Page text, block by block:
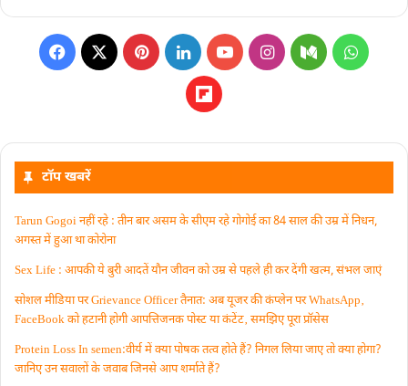
टॉप खबरें
Tarun Gogoi नहीं रहे : तीन बार असम के सीएम रहे गोगोई का 84 साल की उम्र में निधन,
अगस्त में हुआ था कोरोना
Sex Life : आपकी ये बुरी आदतें याैन जीवन को उम्र से पहले ही कर देंगी खत्म, संभल जाएं
सोशल मीडिया पर Grievance Officer तैनात: अब यूजर की कंप्लेन पर WhatsApp‚
FaceBook को हटानी होगी आपत्तिजनक पोस्ट या कंटेंट‚ समझिए पूरा प्रॉसेस
Protein Loss In semen:वीर्य में क्या पोषक तत्व होते हैं? निगल लिया जाए तो क्या होगा?
जानिए उन सवालों के जवाब जिनसे आप शर्माते हैं?